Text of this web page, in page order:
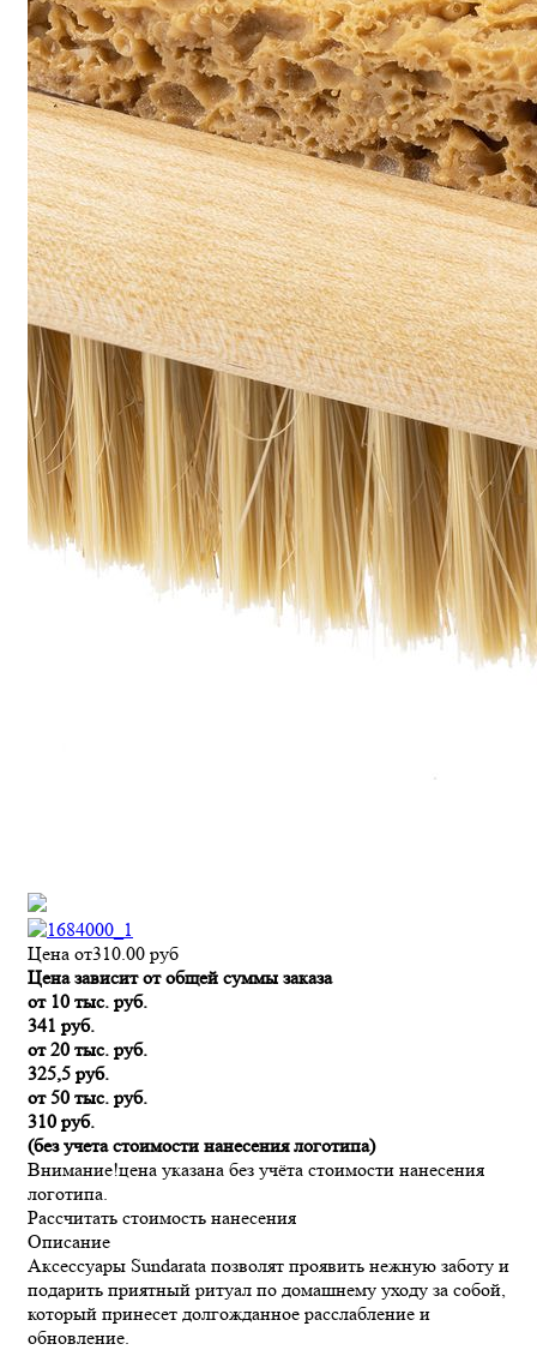
Цена от310.00 руб
Цена зависит от общей суммы заказа
от 10 тыс. руб.
341 руб.
от 20 тыс. руб.
325,5 руб.
от 50 тыс. руб.
310 руб.
(без учета стоимости нанесения логотипа)
Внимание!цена указана без учёта стоимости нанесения
логотипа.
Рассчитать стоимость нанесения
Описание
Аксессуары Sundarata позволят проявить нежную заботу и
подарить приятный ритуал по домашнему уходу за собой,
который принесет долгожданное расслабление и
обновление.